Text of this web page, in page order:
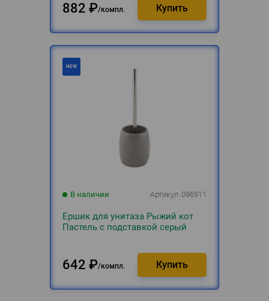
882 ₽ компл.
В наличии Артикул 096911
Ершик для унитаза Рыжий кот
Пастель с подставкой серый
642 ₽ компл.